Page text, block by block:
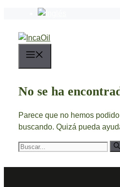
contenido
No se ha
Parece que no hemos
buscando. Quizá pueda
Buscar: